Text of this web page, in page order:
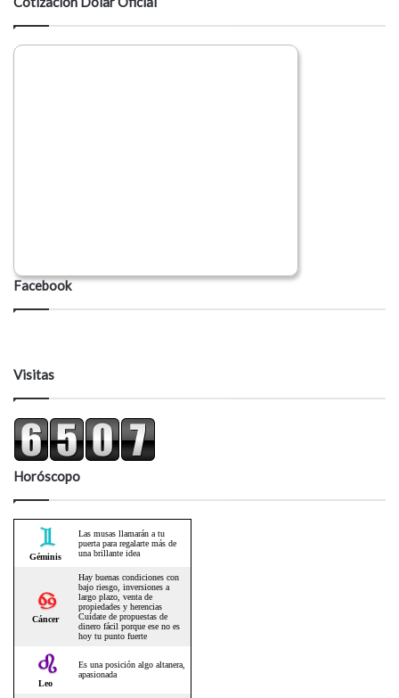
Facebook
Visitas
Horóscopo